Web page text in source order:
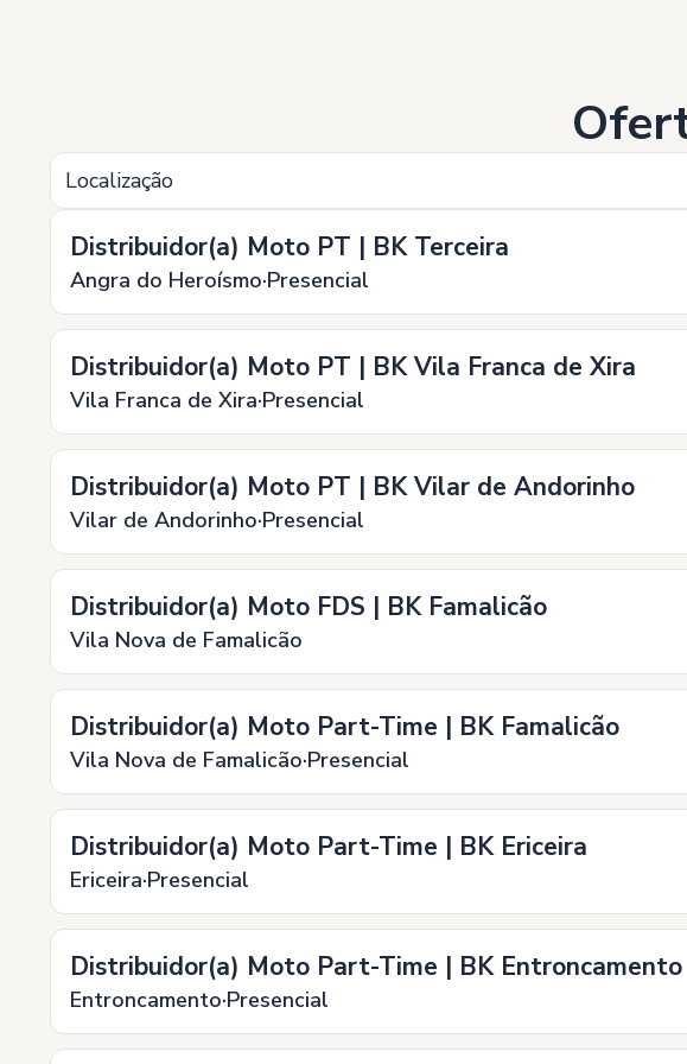
Localização
Distribuidor(a) Moto PT | BK Terceira
Angra do Heroísmo Presencial
Distribuidor(a) Moto PT | BK Vila Franca de Xira
Vila Franca de Xira Presencial
Distribuidor(a) Moto PT | BK Vilar de Andorinho
Vilar de Andorinho Presencial
Distribuidor(a) Moto FDS | BK Famalicão
Vila Nova de Famalicão
Distribuidor(a) Moto Part-Time | BK Famalicão
Vila Nova de Famalicão Presencial
Distribuidor(a) Moto Part-Time | BK Ericeira
Ericeira Presencial
Distribuidor(a) Moto Part-Time | BK Entroncamento
Entroncamento Presencial